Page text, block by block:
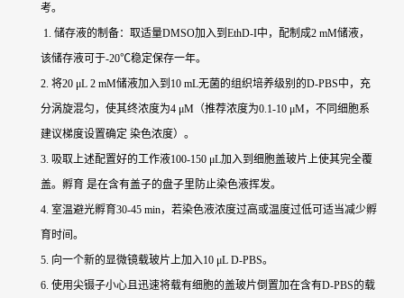
考。
1. 储存液的制备：取适量DMSO加入到EthD-I中，配制成2 mM储液，
该储存液可于-20℃稳定保存一年。
2. 将20 μL 2 mM储液加入到10 mL无菌的组织培养级别的D-PBS中，充
分涡旋混匀，使其终浓度为4 μM（推荐浓度为0.1-10 μM，不同细胞系
建议梯度设置确定 染色浓度）。
3. 吸取上述配置好的工作液100-150 μL加入到细胞盖玻片上使其完全覆
盖。孵育 是在含有盖子的盘子里防止染色液挥发。
4. 室温避光孵育30-45 min，若染色液浓度过高或温度过低可适当减少孵
育时间。
5. 向一个新的显微镜载玻片上加入10 μL D-PBS。
6. 使用尖镊子小心且迅速将载有细胞的盖玻片倒置加在含有D-PBS的载